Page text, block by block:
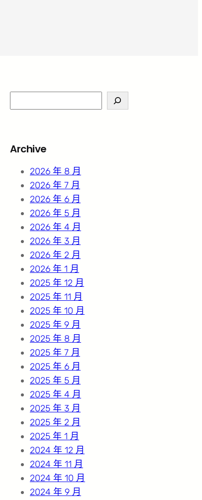
e
c
Archive
2026 年 8 月
2026 年 7 月
2026 年 6 月
2026 年 5 月
2026 年 4 月
2026 年 3 月
2026 年 2 月
2026 年 1 月
2025 年 12 月
2025 年 11 月
2025 年 10 月
2025 年 9 月
2025 年 8 月
2025 年 7 月
2025 年 6 月
2025 年 5 月
2025 年 4 月
2025 年 3 月
2025 年 2 月
2025 年 1 月
2024 年 12 月
2024 年 11 月
2024 年 10 月
2024 年 9 月